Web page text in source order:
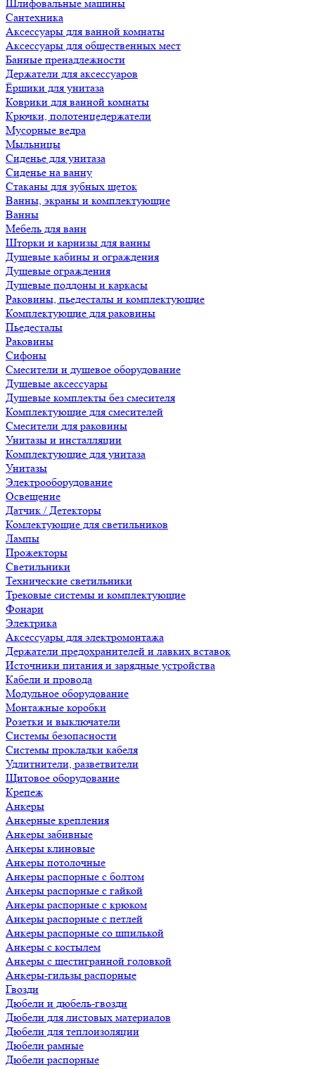
Шлифовальные машины
Сантехника
Аксессуары для ванной комнаты
Аксессуары для общественных мест
Банные пренадлежности
Держатели для аксессуаров
Ёршики для унитаза
Коврики для ванной комнаты
Крючки, полотенцедержатели
Мусорные ведра
Мыльницы
Сиденье для унитаза
Сиденье на ванну
Стаканы для зубных щеток
Ванны, экраны и комплектующие
Ванны
Мебель для ванн
Шторки и карнизы для ванны
Душевые кабины и ограждения
Душевые ограждения
Душевые поддоны и каркасы
Раковины, пьедесталы и комплектующие
Комплектующие для раковины
Пьедесталы
Раковины
Сифоны
Смесители и душевое оборудование
Душевые аксессуары
Душевые комплекты без смесителя
Комплектующие для смесителей
Смесители для раковины
Унитазы и инсталляции
Комплектующие для унитаза
Унитазы
Электрооборудование
Освещение
Датчик / Детекторы
Комлектующие для светильников
Лампы
Прожекторы
Светильники
Технические светильники
Трековые системы и комплектующие
Фонари
Электрика
Аксессуары для электромонтажа
Держатели предохранителей и лавких вставок
Источники питания и зарядные устройства
Кабели и провода
Модульное оборудование
Монтажные коробки
Розетки и выключатели
Системы безопасности
Системы прокладки кабеля
Удлитнители, разветвители
Щитовое оборудование
Крепеж
Анкеры
Анкерные крепления
Анкеры забивные
Анкеры клиновые
Анкеры потолочные
Анкеры распорные с болтом
Анкеры распорные с гайкой
Анкеры распорные с крюком
Анкеры распорные с петлей
Анкеры распорные со шпилькой
Анкеры с костылем
Анкеры с шестигранной головкой
Анкеры-гильзы распорные
Гвозди
Дюбели и дюбель-гвозди
Дюбели для листовых материалов
Дюбели для теплоизоляции
Дюбели рамные
Дюбели распорные